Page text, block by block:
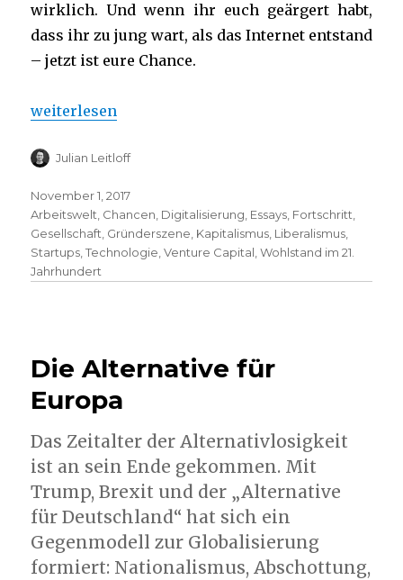
wirklich. Und wenn ihr euch geärgert habt,
dass ihr zu jung wart, als das Internet entstand
– jetzt ist eure Chance.
„Blockchain für jeden“
weiterlesen
Julian Leitloff
November 1, 2017
Arbeitswelt Chancen Digitalisierung Essays Fortschritt
Gesellschaft Gründerszene Kapitalismus Liberalismus
Startups ,Technologie ,Venture Capital ,Wohlstand im 21.
Jahrhundert
Die Alternative für
Europa
Das Zeitalter der Alternativlosigkeit
ist an sein Ende gekommen. Mit
Trump, Brexit und der „Alternative
für Deutschland“ hat sich ein
Gegenmodell zur Globalisierung
formiert: Nationalismus, Abschottung,